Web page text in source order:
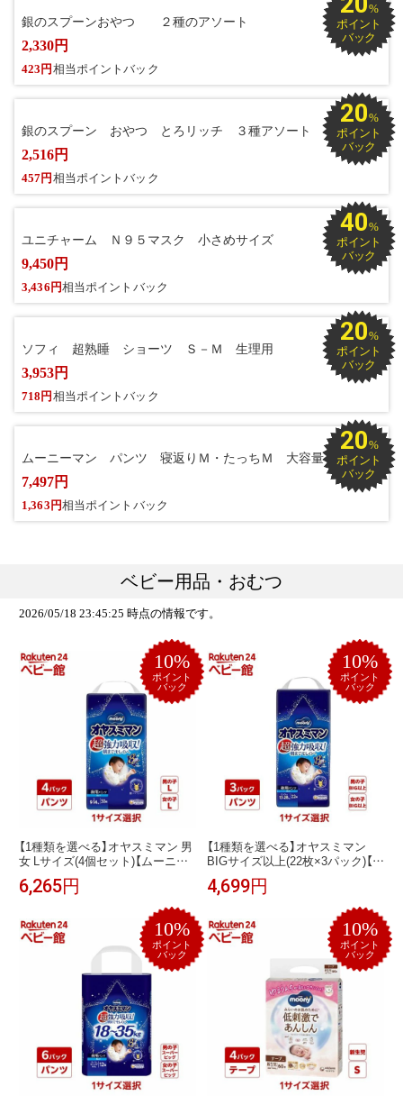
%
ポイント
バック
銀のスプーンおやつ ２種のアソート
2,330円
423円 相当ポイントバック
20%
ポイント
バック
銀のスプーン おやつ とろリッチ ３種アソート
2,516円
457円 相当ポイントバック
40%
ポイント
バック
ユニチャーム Ｎ９５マスク 小さめサイズ
9,450円
3,436円相当ポイントバック
20%
ポイント
バック
ソフィ 超熟睡 ショーツ Ｓ－Ｍ 生理用
3,953円
718円 相当ポイントバック
20%
ポイント
バック
ムーニーマン パンツ 寝返りＭ・たっちＭ 大容量
7,497円
1,363円相当ポイントバック
ベビー用品・おむつ
10%
ポイント
バック
【1種類を選べる】オヤスミマン 男
女 Lサイズ(4個セット)【ムーニ
ー オネショパンツ】[おむつ トイ
レ ケアグッズ オムツ]
6,265円
10%
ポイント
バック
【1種類を選べる】オヤスミマン
BIGサイズ以上(22枚×3パック)【ム
ーニー オネショパンツ】[おむつ
トイレ ケアグッズ オムツ]
4,699円
10%
ポイント
バック
10%
ポイント
バック
2026/05/18 23:45:25 時点の情報です。